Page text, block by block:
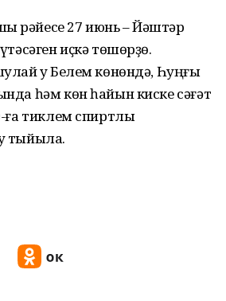
рәйесе 27 июнь – Йәштәр
иҫкә төшөрҙө.
уҡ Белем көнөндә, Һуңғы
һәм көн һайын киске сәғәт
ға тиклем спиртлы
тыйыла.